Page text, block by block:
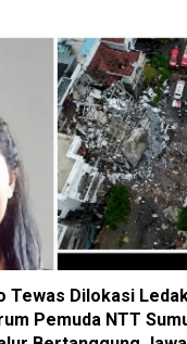
Tewas Dilokasi
Pemuda NTT